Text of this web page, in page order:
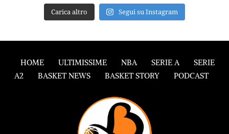
Carica altro Segui su Instagram
HOME ULTIMISSIME NBA SERIE A
SERIE
A2
BASKET NEWS BASKET STORY PODCAST